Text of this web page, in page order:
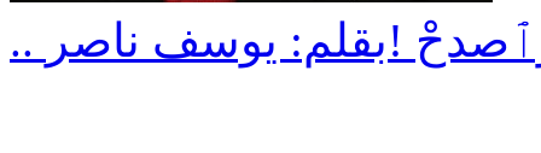
وٱصدحْ !بقلم: يوسف ناصر